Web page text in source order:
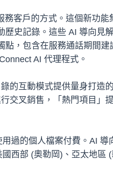
客戶的方式。這個新功
史記錄。這些 AI 導向見
，包含在服務通話期間
AI 代理程式。
的互動模式提供量身打造
交叉銷售，「熱門項目」
過的個人檔案付費。AI
西部 (奧勒岡)、亞太地區